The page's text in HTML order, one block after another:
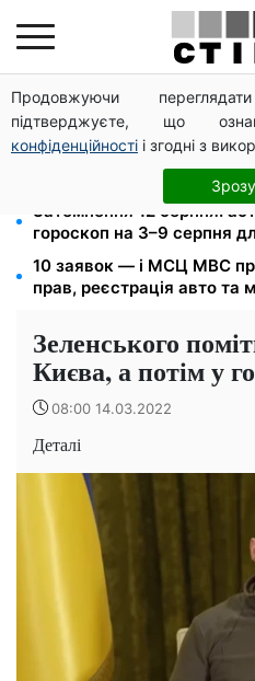
Продовжуючи
підтверджуєте, що
конфіденційності і згодні з
До +37°C на півдні та
прогноз погоди на вихідні
Дефіцит товарів у Фора:
запасами продукції
Затемнення 12 серпня:
гороскоп на 3–9 серпня
10 заявок — і МСЦ МВС
прав, реєстрація авто та
Зеленського
Києва, а потім у
08:00 14.03.2022
Деталі